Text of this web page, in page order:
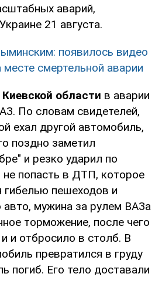
аварий,
21 августа.
появилось видео
смертельной аварии
Киевской области в аварии
По словам свидетелей,
ехал другой автомобиль,
поздно заметил
и резко ударил по
попасть в ДТП, которое
гибелью пешеходов и
авто, мужина за рулем ВАЗа
торможение, после чего
и отбросило в столб. В
превратился в груду
погиб. Его тело доставали